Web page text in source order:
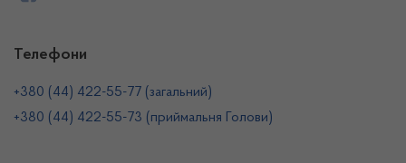
Телефони
+380 (44) 422-55-77 (загальний)
+380 (44) 422-55-73 (приймальня Голови)